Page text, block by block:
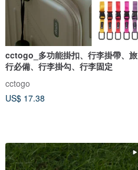
cctogo_多功能掛扣、行李掛帶、旅
行必備、行李掛勾、行李固定
cctogo
US$ 17.38